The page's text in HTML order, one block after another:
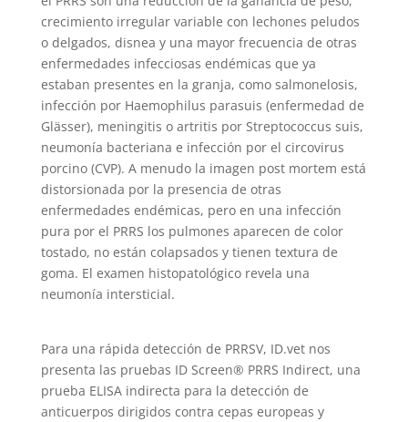
crecimiento irregular variable con lechones peludos
o delgados, disnea y una mayor frecuencia de otras
enfermedades infecciosas endémicas que ya
estaban presentes en la granja, como salmonelosis,
infección por Haemophilus parasuis (enfermedad de
Glässer), meningitis o artritis por Streptococcus suis,
neumonía bacteriana e infección por el circovirus
porcino (CVP). A menudo la imagen post mortem está
distorsionada por la presencia de otras
enfermedades endémicas, pero en una infección
pura por el PRRS los pulmones aparecen de color
tostado, no están colapsados y tienen textura de
goma. El examen histopatológico revela una
neumonía intersticial.
Para una rápida detección de PRRSV, ID.vet nos
presenta las pruebas ID Screen® PRRS Indirect, una
prueba ELISA indirecta para la detección de
anticuerpos dirigidos contra cepas europeas y